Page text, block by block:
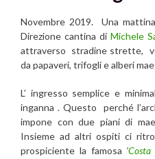
Novembre 2019. Una
Direzione cantina diMichele
attraverso stradine strette,
da papaveri, trifogli e alberi
L’ ingresso semplice e
inganna . Questo perché
impone con due piani di
Insieme ad altri ospiti ci
prospiciente la famosa ‘Costa